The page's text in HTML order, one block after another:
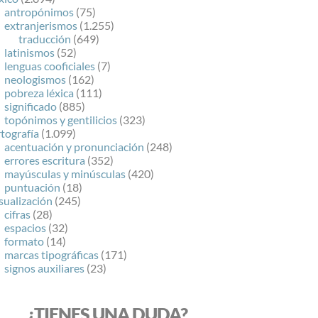
antropónimos (75)
extranjerismos (1.255)
traducción (649)
latinismos (52)
lenguas cooficiales (7)
neologismos (162)
pobreza léxica (111)
significado (885)
topónimos y gentilicios (323)
(1.099)
acentuación y pronunciación (248)
errores escritura (352)
mayúsculas y minúsculas (420)
puntuación (18)
(245)
cifras (28)
espacios (32)
formato (14)
marcas tipográficas (171)
signos auxiliares (23)
¿TIENES UNA DUDA?